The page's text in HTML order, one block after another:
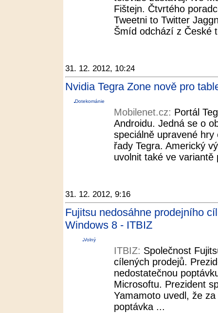
Fištejn. Čtvrtého
Tweetni to Twitter
Šmíd odchází z České
31. 12. 2012, 10:24
Nvidia Tegra Zone nově pro
Dotekománie
Mobilenet.cz: Portál
Androidu. Jedná se o
speciálně upravené
řady Tegra. Americký
uvolnit také ve
31. 12. 2012, 9:16
Fujitsu nedosáhne prodejního
Windows 8 - ITBIZ
Volný
ITBIZ: Společnost
cílených prodejů.
nedostatečnou
Microsoftu. Prezident
Yamamoto uvedl, že
poptávka ...